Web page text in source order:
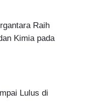
Raih
Kimia pada
Lulus di